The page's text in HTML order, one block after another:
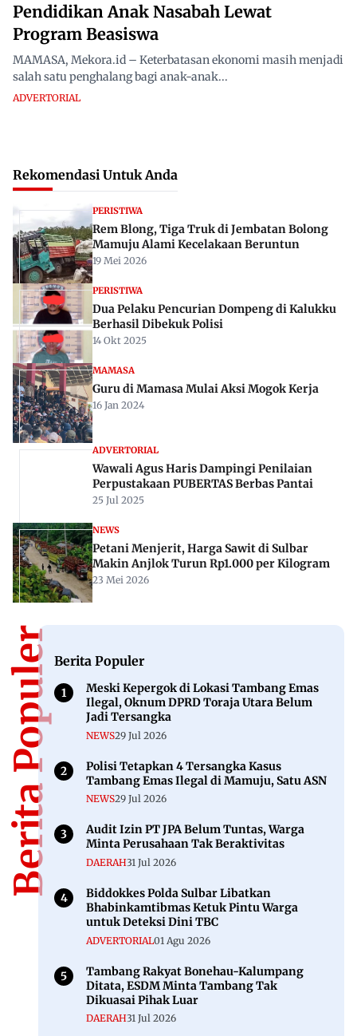
Pendidikan Anak Nasabah Lewat
Program Beasiswa
MAMASA, Mekora.id – Keterbatasan ekonomi masih menjadi
salah satu penghalang bagi anak-anak...
ADVERTORIAL
Rekomendasi Untuk Anda
PERISTIWA
Rem Blong, Tiga Truk di Jembatan Bolong
Mamuju Alami Kecelakaan Beruntun
Berhasil Dibekuk Polisi
14 Okt 2025
MAMASA
Guru di Mamasa Mulai Aksi Mogok Kerja
16 Jan 2024
ADVERTORIAL
Wawali Agus Haris Dampingi Penilaian
25 Jul 2025
NEWS
Makin Anjlok Turun Rp1.000 per Kilogram
23 Mei 2026
Berita Populer
Meski Kepergok di Lokasi Tambang Emas